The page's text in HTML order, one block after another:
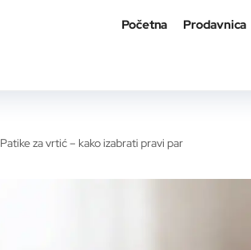
Početna Prodavnica
Patike za vrtić – kako izabrati pravi par